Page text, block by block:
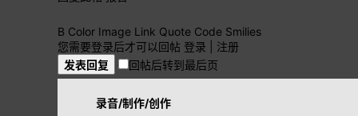
B Color Image Link Quote Code Smilies
您需要登录后才可以回帖 登录
注册
发表回复 回帖后转到最后页
录音/制作/创作